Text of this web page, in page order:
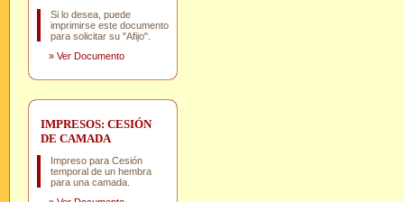
Si lo desea, puede
imprimirse este documento
para solicitar su "Afijo".
» Ver Documento
IMPRESOS: CESIÓN
DE CAMADA
Impreso para Cesión
temporal de un hembra
para una camada.